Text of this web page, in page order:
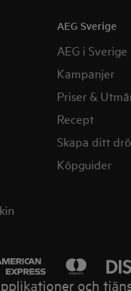
AEG Sverige
AEG i Sverige
Kampanjer
Priser &
Recept
Skapa ditt
Köpguider
och